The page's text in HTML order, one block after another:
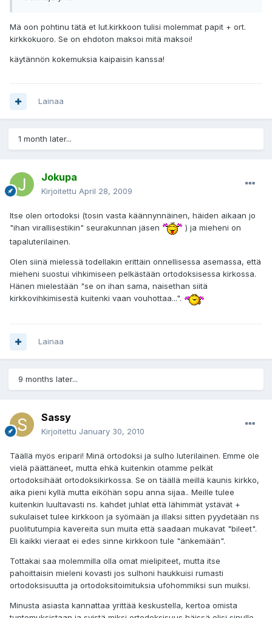
Mä oon pohtinu tätä et lut.kirkkoon tulisi molemmat papit + ort.
kirkkokuoro. Se on ehdoton maksoi mitä maksoi!
käytännön kokemuksia kaipaisin kanssa!
Lainaa
1 month later...
Jokupa
Kirjoitettu April 28, 2009
Itse olen ortodoksi (tosin vasta käännynnäinen, häiden aikaan jo
"ihan virallisestikin" seurakunnan jäsen
) ja mieheni on
tapaluterilainen.
Olen siinä mielessä todellakin erittäin onnellisessa asemassa, että
mieheni suostui vihkimiseen pelkästään ortodoksisessa kirkossa.
Hänen mielestään "se on ihan sama, naisethan siitä
kirkkovihkimisestä kuitenki vaan vouhottaa...".
Lainaa
9 months later...
Sassy
Kirjoitettu January 30, 2010
Täällä myös eripari! Minä ortodoksi ja sulho luterilainen. Emme ole
vielä päättäneet, mutta ehkä kuitenkin otamme pelkät
ortodoksihäät ortodoksikirkossa. Se on täällä meillä kaunis kirkko,
aika pieni kyllä mutta eiköhän sopu anna sijaa.. Meille tulee
kuitenkin luultavasti ns. kahdet juhlat että lähimmät ystävät +
sukulaiset tulee kirkkoon ja syömään ja illaksi sitten pyydetään ns
puolitutumpia kavereita sun muita että saadaan mukavat "bileet".
Eli kaikki vieraat ei edes sinne kirkkoon tule "änkemään".
Tottakai saa molemmilla olla omat mielipiteet, mutta itse
pahoittaisin mieleni kovasti jos sulhoni haukkuisi rumasti
ortodoksisuutta ja ortodoksitoimituksia ufohommiksi sun muiksi.
Minusta asiasta kannattaa yrittää keskustella, kertoa omista